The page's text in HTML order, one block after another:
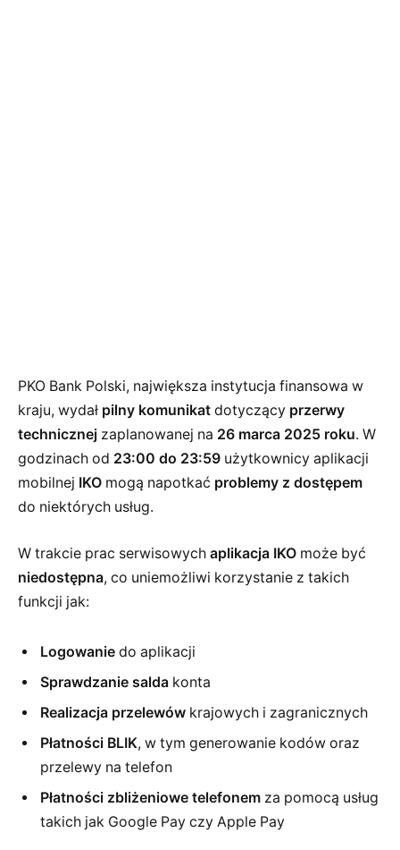
PKO Bank Polski, największa instytucja finansowa w
kraju, wydał pilny komunikat dotyczący przerwy
technicznej zaplanowanej na 26 marca 2025 roku. W
godzinach od 23:00 do 23:59 użytkownicy aplikacji
mobilnej IKO mogą napotkać problemy z dostępem
do niektórych usług.
W trakcie prac serwisowych aplikacja IKO może być
niedostępna, co uniemożliwi korzystanie z takich
funkcji jak:
Logowanie do aplikacji
Sprawdzanie salda konta
Realizacja przelewów krajowych i zagranicznych
Płatności BLIK, w tym generowanie kodów oraz
przelewy na telefon
Płatności zbliżeniowe telefonem za pomocą usług
takich jak Google Pay czy Apple Pay